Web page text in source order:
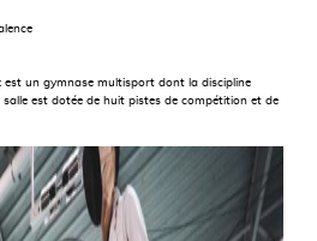
est un gymnase multisport dont la discipline
salle est dotée de huit pistes de compétition et de